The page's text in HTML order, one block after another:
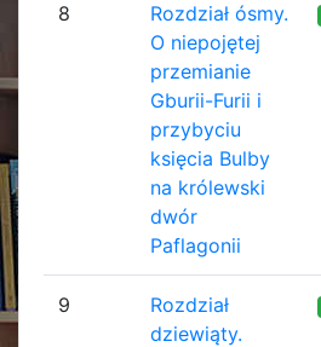
8
Rozdział ósmy.
O niepojętej
przemianie
Gburii-Furii i
przybyciu
księcia Bulby
na królewski
dwór
Paflagonii
9
Rozdział
dziewiąty.